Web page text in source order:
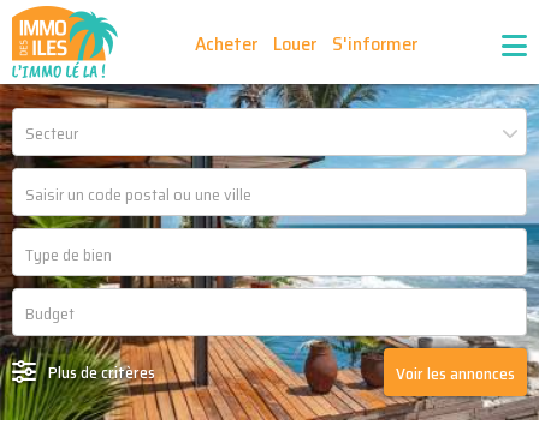
Acheter Louer S'informer
Nos outils Ma sélection d'annonces
Recrutement Partenaires
Secteur
Plus de critères Voir les annonces